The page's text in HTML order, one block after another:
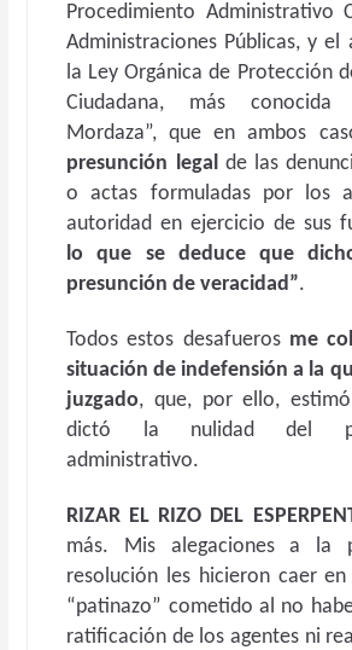
Procedimiento Administrativo
Administraciones Públicas, y
la Ley Orgánica de Protección
Ciudadana, más
Mordaza”, que en ambos
presunción legalde las
o actas formuladas por los
autoridad en ejercicio de sus
lo que se deduce que
presunción de veracidad”.
Todos estos desafueros me
situación de indefensión a la
juzgado, que, por ello,
dictó la nulidad del
administrativo.
RIZAR EL RIZO DEL
más. Mis alegaciones a la
resolución les hicieron caer
“patinazo” cometido al no
ratificación de los agentes ni